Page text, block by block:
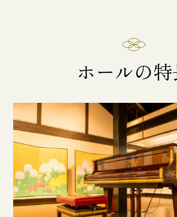
ホールの